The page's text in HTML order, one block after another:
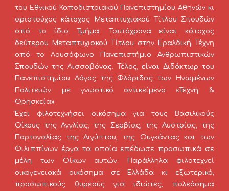
του Εθνικού Καποδιστριακού Πανεπιστημίου Αθηνών κι
αριστούχος κάτοχος Μεταπτυχιακού Τίτλου Σπουδών
από το ίδιο Τμήμα. Ταυτόχρονα είναι κάτοχος
δεύτερου Μεταπτυχιακού Τίτλου στην Εραλδική Τέχνη
από το Λουσόφωνο Πανεπιστήμιο Ανθρωπιστικών
Σπουδών της Λισσαβόνας. Τέλος, είναι Διδάκτωρ του
Πανεπιστημίου Λόγος της Φλόριδας των Ηνωμένων
Πολιτειών με γνωστικό αντικείμενο «Τέχνη &
Θρησκεία».
Έχει φιλοτεχνήσει οικόσημα για τους Βασιλικούς
Οίκους της Αγγλίας, της Σερβίας, της Αυστρίας, της
Πορτογαλίας της Αιγύπτου, της Ουγκάντας και των
Φιλιππίνων έργα τα οποία επέδωσε προσωπικά σε
μέλη των Οίκων αυτών. Παράλληλα φιλοτεχνεί
οικογενειακά οικόσημα σε Ελλάδα κι εξωτερικό,
προσωπικούς θυρεούς για ιδιώτες, πολεόσημα